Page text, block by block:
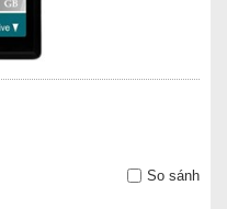
So sánh